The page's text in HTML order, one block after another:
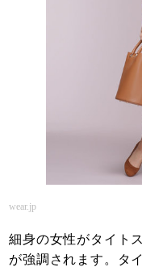
wear.jp
細身の女性がタイト
が強調されます。タ